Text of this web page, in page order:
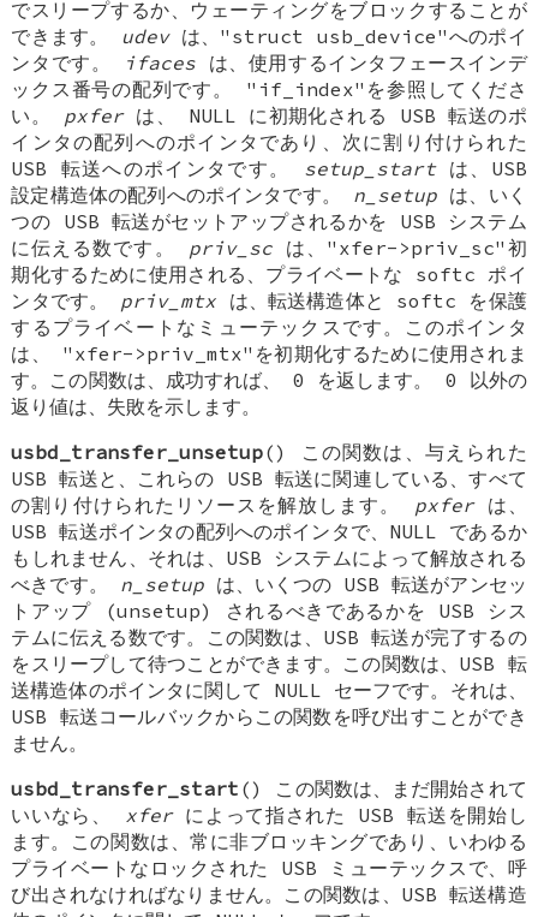
でスリープするか、ウェーティングをブロックすることが
できます。 udevは、"struct usb_device"へのポイ
ンタです。
ifacesは、使用するインタフェースインデ
ックス番号の配列です。 "if_index"を参照してくださ
い。 pxferは、 NULL に初期化される USB 転送のポ
インタの配列へのポインタであり、次に割り付けられた
USB 転送へのポインタです。 setup_startは、USB
設定構造体の配列へのポインタです。 n_setup は、いく
つの USB 転送がセットアップされるかを USB システム
に伝える数です。 priv_scは、"xfer->priv_sc"初
期化するために使用される、プライベートな softc ポイ
ンタです。 priv_mtx は、転送構造体と softc を保護
するプライベートなミューテックスです。このポインタ
は、 "xfer->priv_mtx"を初期化するために使用されま
す。この関数は、成功すれば、 0 を返します。 0 以外の
返り値は、失敗を示します。
usbd_transfer_unsetup() この関数は、与えられた
USB 転送と、これらの USB 転送に関連している、すべて
の割り付けられたリソースを解放します。 pxferは、
USB 転送ポインタの配列へのポインタで、NULL であるか
もしれません、それは、USB システムによって解放される
べきです。 n_setupは、いくつの USB 転送がアンセッ
トアップ (unsetup) されるべきであるかを USB シス
テムに伝える数です。この関数は、USB 転送が完了するの
をスリープして待つことができます。この関数は、USB 転
送構造体のポインタに関して NULL セーフです。それは、
USB 転送コールバックからこの関数を呼び出すことができ
ません。
usbd_transfer_start () この関数は、まだ開始されて
いいなら、 xferによって指された USB 転送を開始し
ます。この関数は、常に非ブロッキングであり、いわゆる
プライベートなロックされた USB ミューテックスで、呼
び出されなければなりません。この関数は、USB 転送構造